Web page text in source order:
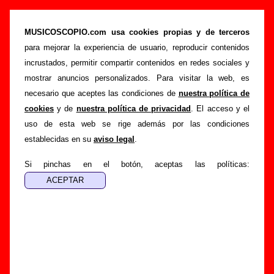
MUSICOSCOPIO.com usa cookies propias y de terceros
para mejorar la experiencia de usuario, reproducir contenidos
incrustados, permitir compartir contenidos en redes sociales y
mostrar anuncios personalizados. Para visitar la web, es
necesario que aceptes las condiciones de nuestra política de
cookies y de nuestra política de privacidad . El acceso y el
uso de esta web se rige además por las condiciones
establecidas en su aviso legal .
Si pinchas en el botón, aceptas las políticas:
The Pribata Idaho - Añadir o corregir
información
Portada >The Pribata Idaho > Añadir
Si tienes información adicional, puedes enviar nueva
información o corregir la existente mediante el siguiente
formulario o escribiendo un e-mail a
guialven@musicoscopio.com
.
Gracias por tu
colaboración.
Nombre